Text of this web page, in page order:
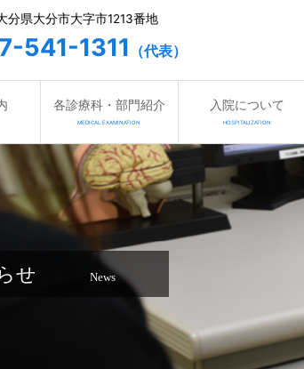
分県大分市大字市1213番地
541-1311 （代表）
各診療科・部門紹介
MEDICAL EXAMINATION
入院について
HOSPITALIZATION
せ News